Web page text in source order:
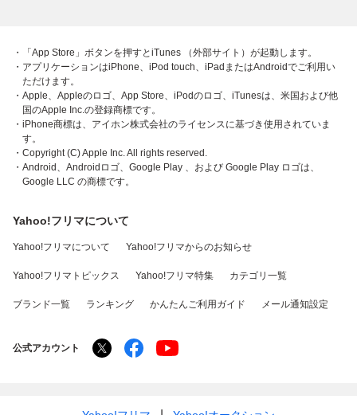
・「App Store」ボタンを押すとiTunes （外部サイト）が起動します。
・アプリケーションはiPhone、iPod touch、iPadまたはAndroidでご利用い
ただけます。
・Apple、Appleのロゴ、App Store、iPodのロゴ、iTunesは、米国および他
国のApple Inc.の登録商標です。
・iPhone商標は、アイホン株式会社のライセンスに基づき使用されていま
す。
・Copyright (C) Apple Inc. All rights reserved.
・Android、Androidロゴ、Google Play 、および Google Play ロゴは、
Google LLC の商標です。
Yahoo!フリマについて
Yahoo!フリマについて Yahoo!フリマからのお知らせ
Yahoo!フリマトピックス Yahoo!フリマ特集 カテゴリ一覧
ブランド一覧 ランキング かんたんご利用ガイド メール通知設定
公式アカウント